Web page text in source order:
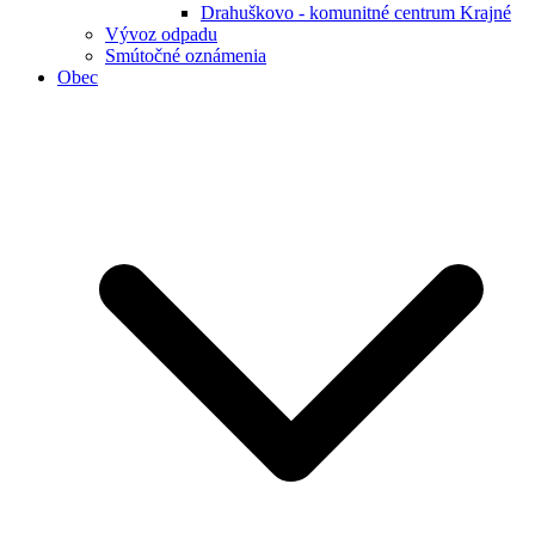
Drahuškovo - komunitné centrum Krajné
Vývoz odpadu
Smútočné oznámenia
Obec